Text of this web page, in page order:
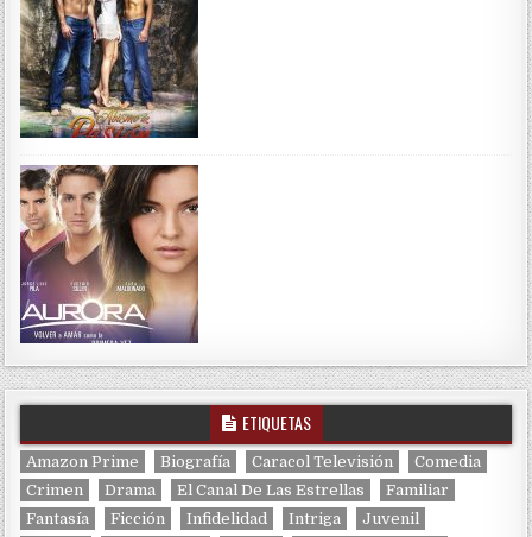
ETIQUETAS
Amazon Prime Biografía Caracol Televisión
Comedia
Crimen
Drama El Canal De Las Estrellas
Familiar
Fantasía
Ficción Infidelidad Intriga Juvenil